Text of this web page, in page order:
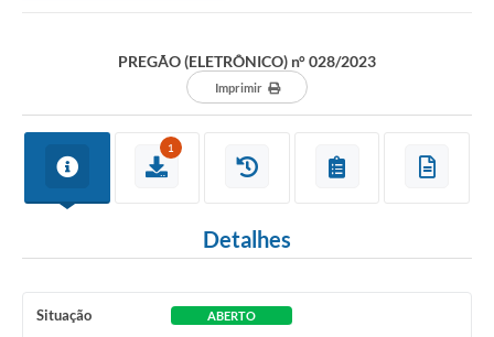
PREGÃO (ELETRÔNICO) n° 028/2023
Imprimir
1
Detalhes
Situação ABERTO